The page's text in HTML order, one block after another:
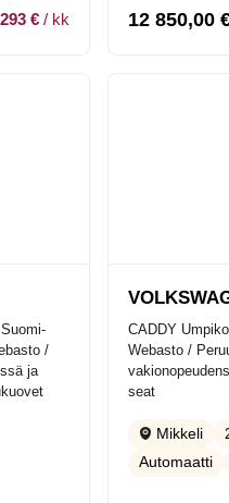
293 €/ kk 12 850,00
/
ja
CADDY
Webasto /
seat
Mikkeli
Automaatti